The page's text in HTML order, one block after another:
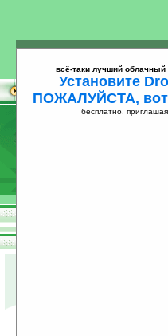
всё-таки лучший облачный
Установите
ПОЖАЛУЙСТА, вот
бесплатно,